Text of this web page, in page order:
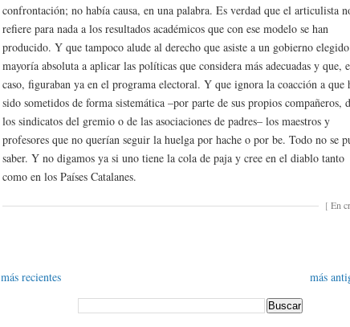
confrontación; no había causa, en una palabra. Es verdad que el articulista
refiere para nada a los resultados académicos que con ese modelo se han
producido. Y que tampoco alude al derecho que asiste a un gobierno
mayoría absoluta a aplicar las políticas que considera más adecuadas y que,
caso, figuraban ya en el programa electoral. Y que ignora la coacción a que
sido sometidos de forma sistemática –por parte de sus propios compañeros,
los sindicatos del gremio o de las asociaciones de padres– los maestros y
profesores que no querían seguir la huelga por hache o por be. Todo no se
saber. Y no digamos ya si uno tiene la cola de paja y cree en el diablo tanto
como en los Países Catalanes.
[En
más recientes más